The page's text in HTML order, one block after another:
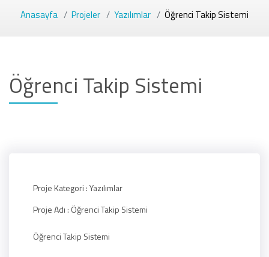
Anasayfa Projeler Yazılımlar Öğrenci Takip Sistemi
Öğrenci Takip Sistemi
Proje Kategori :Yazılımlar
Proje Adı : Öğrenci Takip Sistemi
Öğrenci Takip Sistemi